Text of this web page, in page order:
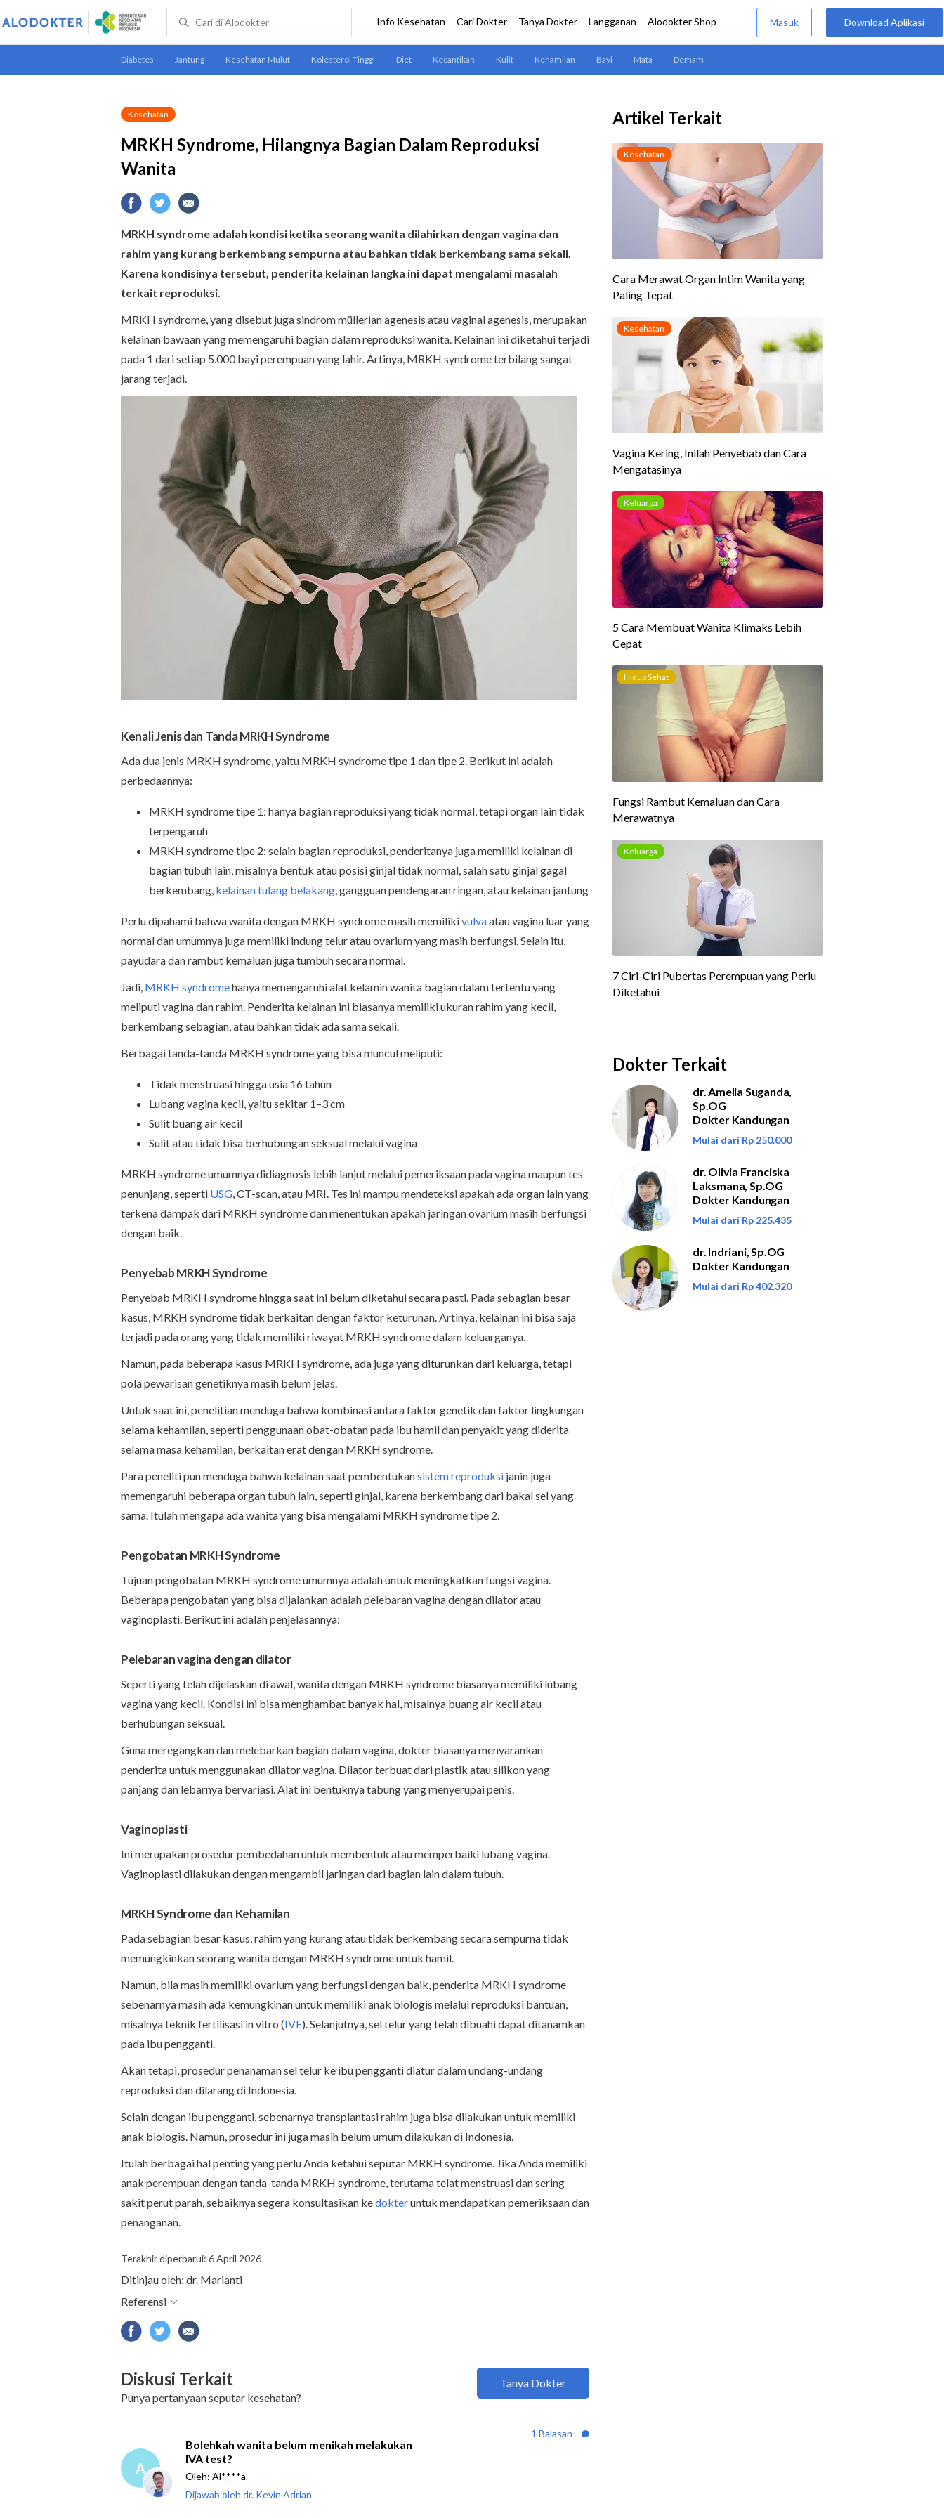
Kesehatan
MRKH Syndrome, Hilangnya Bagian Dalam Reproduksi
Wanita
MRKH syndrome adalah kondisi ketika seorang wanita dilahirkan dengan vagina dan
rahim yang kurang berkembang sempurna atau bahkan tidak berkembang sama sekali.
Karena kondisinya tersebut, penderita kelainan langka ini dapat mengalami masalah
terkait reproduksi.
MRKH syndrome, yang disebut juga sindrom müllerian agenesis atau vaginal agenesis, merupakan
kelainan bawaan yang memengaruhi bagian dalam reproduksi wanita. Kelainan ini diketahui terjadi
pada 1 dari setiap 5.000 bayi perempuan yang lahir. Artinya, MRKH syndrome terbilang sangat
jarang terjadi.
Kenali Jenis dan Tanda MRKH Syndrome
Ada dua jenis MRKH syndrome, yaitu MRKH syndrome tipe 1 dan tipe 2. Berikut ini adalah
perbedaannya:
MRKH syndrome tipe 1: hanya bagian reproduksi yang tidak normal, tetapi organ lain tidak
terpengaruh
MRKH syndrome tipe 2: selain bagian reproduksi, penderitanya juga memiliki kelainan di
bagian tubuh lain, misalnya bentuk atau posisi ginjal tidak normal, salah satu ginjal gagal
berkembang, kelainan tulang belakang, gangguan pendengaran ringan, atau kelainan jantung
Perlu dipahami bahwa wanita dengan MRKH syndrome masih memilikivulvaatau vagina luar yang
normal dan umumnya juga memiliki indung telur atau ovarium yang masih berfungsi. Selain itu,
payudara dan rambut kemaluan juga tumbuh secara normal.
Jadi, MRKH syndromehanya memengaruhi alat kelamin wanita bagian dalam tertentu yang
meliputi vagina dan rahim. Penderita kelainan ini biasanya memiliki ukuran rahim yang kecil,
berkembang sebagian, atau bahkan tidak ada sama sekali.
Berbagai tanda-tanda MRKH syndrome yang bisa muncul meliputi:
Tidak menstruasi hingga usia 16 tahun
Lubang vagina kecil, yaitu sekitar 1–3 cm
Sulit buang air kecil
Sulit atau tidak bisa berhubungan seksual melalui vagina
MRKH syndrome umumnya didiagnosis lebih lanjut melalui pemeriksaan pada vagina maupun tes
penunjang, seperti USG, CT-scan, atau MRI. Tes ini mampu mendeteksi apakah ada organ lain yang
terkena dampak dari MRKH syndrome dan menentukan apakah jaringan ovarium masih berfungsi
dengan baik.
Penyebab MRKH Syndrome
Penyebab MRKH syndrome hingga saat ini belum diketahui secara pasti. Pada sebagian besar
kasus, MRKH syndrome tidak berkaitan dengan faktor keturunan. Artinya, kelainan ini bisa saja
terjadi pada orang yang tidak memiliki riwayat MRKH syndrome dalam keluarganya.
Namun, pada beberapa kasus MRKH syndrome, ada juga yang diturunkan dari keluarga, tetapi
pola pewarisan genetiknya masih belum jelas.
Untuk saat ini, penelitian menduga bahwa kombinasi antara faktor genetik dan faktor lingkungan
selama kehamilan, seperti penggunaan obat-obatan pada ibu hamil dan penyakit yang diderita
selama masa kehamilan, berkaitan erat dengan MRKH syndrome.
Para peneliti pun menduga bahwa kelainan saat pembentukansistem reproduksi janin juga
memengaruhi beberapa organ tubuh lain, seperti ginjal, karena berkembang dari bakal sel yang
sama. Itulah mengapa ada wanita yang bisa mengalami MRKH syndrome tipe 2.
Pengobatan MRKH Syndrome
Tujuan pengobatan MRKH syndrome umumnya adalah untuk meningkatkan fungsi vagina.
Beberapa pengobatan yang bisa dijalankan adalah pelebaran vagina dengan dilator atau
vaginoplasti. Berikut ini adalah penjelasannya:
Pelebaran vagina dengan dilator
Seperti yang telah dijelaskan di awal, wanita dengan MRKH syndrome biasanya memiliki lubang
vagina yang kecil. Kondisi ini bisa menghambat banyak hal, misalnya buang air kecil atau
berhubungan seksual.
Guna meregangkan dan melebarkan bagian dalam vagina, dokter biasanya menyarankan
penderita untuk menggunakan dilator vagina. Dilator terbuat dari plastik atau silikon yang
panjang dan lebarnya bervariasi. Alat ini bentuknya tabung yang menyerupai penis.
Vaginoplasti
Ini merupakan prosedur pembedahan untuk membentuk atau memperbaiki lubang vagina.
Vaginoplasti dilakukan dengan mengambil jaringan dari bagian lain dalam tubuh.
MRKH Syndrome dan Kehamilan
Pada sebagian besar kasus, rahim yang kurang atau tidak berkembang secara sempurna tidak
memungkinkan seorang wanita dengan MRKH syndrome untuk hamil.
Namun, bila masih memiliki ovarium yang berfungsi dengan baik, penderita MRKH syndrome
sebenarnya masih ada kemungkinan untuk memiliki anak biologis melalui reproduksi bantuan,
misalnya teknik fertilisasi in vitro (IVF). Selanjutnya, sel telur yang telah dibuahi dapat ditanamkan
pada ibu pengganti.
Akan tetapi, prosedur penanaman sel telur ke ibu pengganti diatur dalam undang-undang
reproduksi dan dilarang di Indonesia.
Selain dengan ibu pengganti, sebenarnya transplantasi rahim juga bisa dilakukan untuk memiliki
anak biologis. Namun, prosedur ini juga masih belum umum dilakukan di Indonesia.
Itulah berbagai hal penting yang perlu Anda ketahui seputar MRKH syndrome. Jika Anda memiliki
anak perempuan dengan tanda-tanda MRKH syndrome, terutama telat menstruasi dan sering
sakit perut parah, sebaiknya segera konsultasikan kedokteruntuk mendapatkan pemeriksaan dan
penanganan.
Terakhir diperbarui: 6 April 2026
Artikel Terkait
Dokter Terkait